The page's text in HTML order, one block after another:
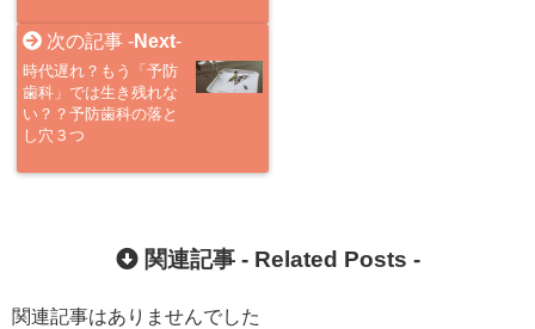
次の記事 -Next-
時代遅れ？もう「予防
歯科」では生き残れな
い？？予防歯科の落と
し穴３つ
関連記事 - Related Posts -
関連記事はありませんでした